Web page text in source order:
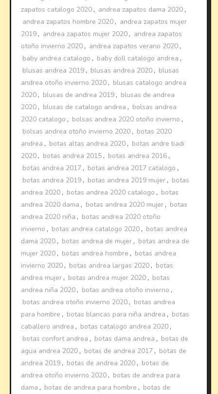
zapatos catalogo 2020 , andrea zapatos dama 2020 ,
andrea zapatos hombre 2020 , andrea zapatos mujer
2019 , andrea zapatos mujer 2020 , andrea zapatos
otoño invierno 2020 , andrea zapatos verano 2020 ,
baby andrea catalogo , baby doll catalogo andrea ,
blusas andrea 2019 , blusas andrea 2020 , blusas
andrea otoño invierno 2020 , blusas catalogo andrea
2020 , blusas de andrea 2019 , blusas de andrea
2020 , blusas de catalogo andrea , bolsas andrea
2020 catalogo , bolsas andrea 2020 otoño invierno ,
bolsas andrea otoño invierno 2020 , botas 2020
andrea , botas altas andrea 2020 , botas andre badi
2020 , botas andrea 2015 , botas andrea 2016 ,
botas andrea 2017 , botas andrea 2017 catalogo ,
botas andrea 2019 , botas andrea 2019 mujer , botas
andrea 2020 , botas andrea 2020 catalogo , botas
andrea 2020 dama , botas andrea 2020 mujer , botas
andrea 2020 niña , botas andrea 2020 otoño
invierno , botas andrea catalogo 2020 , botas andrea
dama 2020 , botas andrea de mujer , botas andrea de
mujer 2020 , botas andrea hombre , botas andrea
invierno 2020 , botas andrea largas 2020 , botas
andrea mujer , botas andrea mujer 2020 , botas
andrea niña 2020 , botas andrea otoño invierno ,
botas andrea otoño invierno 2020 , botas andrea
para hombre , botas blancas para niña andrea , botas
caballero andrea , botas catalogo andrea 2020 ,
botas confort andrea , botas dama andrea , botas de
agua andrea 2020 , botas de andrea 2017 , botas de
andrea 2019 , botas de andrea 2020 , botas de
andrea otoño invierno 2020 , botas de andrea para
dama , botas de andrea para hombre , botas de